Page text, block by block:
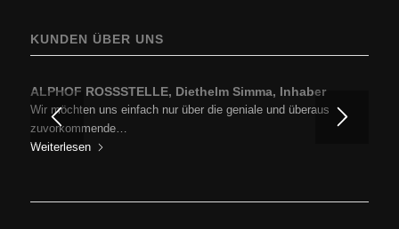
KUNDEN ÜBER UNS
ALPHOF ROSSSTELLE, Diethelm Simma, Inhaber
Wir möchten uns einfach nur über die geniale und überaus
zuvorkommende…
Weiterlesen
BP Europe SE, Zweigniederlassung BP Austria, Ing.
Hartfried Cincera, GF, Prokurist
Ich darf mich in Erinnerung rufen und zu aller erst für die…
Weiterlesen